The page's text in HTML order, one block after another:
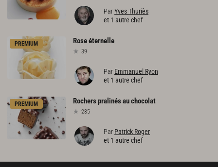
ParYves Thuriès
et 1 autre chef
PREMIUM Roseéternelle
39
Par Emmanuel Ryon
et 1 autre chef
PREMIUM Rocherspralinésauchocolat
285
Par Patrick Roger
et 1 autre chef